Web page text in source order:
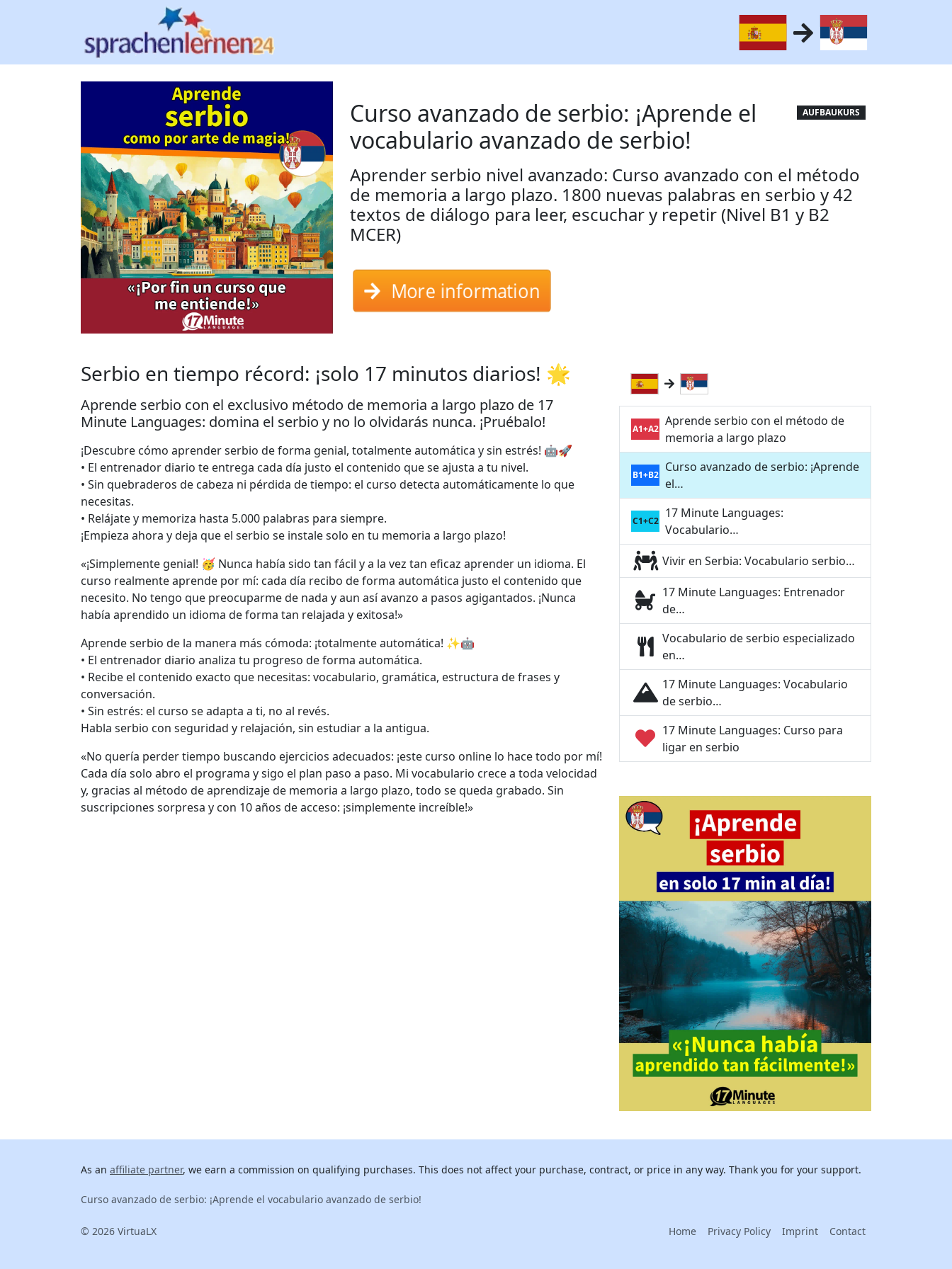
AUFBAUKURS
Curso avanzado de serbio: ¡Aprende el
vocabulario avanzado de serbio!
Aprender serbio nivel avanzado: Curso avanzado con el método
de memoria a largo plazo. 1800 nuevas palabras en serbio y 42
textos de diálogo para leer, escuchar y repetir (Nivel B1 y B2
MCER)
More information
Serbio en tiempo récord: ¡solo 17 minutos diarios! 🌟
Aprende serbio con el exclusivo método de memoria a largo plazo de 17
Minute Languages: domina el serbio y no lo olvidarás nunca. ¡Pruébalo!
¡Descubre cómo aprender serbio de forma genial, totalmente automática y sin estrés! 🤖🚀
• El entrenador diario te entrega cada día justo el contenido que se ajusta a tu nivel.
• Sin quebraderos de cabeza ni pérdida de tiempo: el curso detecta automáticamente lo que
necesitas.
• Relájate y memoriza hasta 5.000 palabras para siempre.
¡Empieza ahora y deja que el serbio se instale solo en tu memoria a largo plazo!
«¡Simplemente genial! 🥳 Nunca había sido tan fácil y a la vez tan eficaz aprender un idioma. El
curso realmente aprende por mí: cada día recibo de forma automática justo el contenido que
necesito. No tengo que preocuparme de nada y aun así avanzo a pasos agigantados. ¡Nunca
había aprendido un idioma de forma tan relajada y exitosa!»
Aprende serbio de la manera más cómoda: ¡totalmente automática! ✨🤖
• El entrenador diario analiza tu progreso de forma automática.
• Recibe el contenido exacto que necesitas: vocabulario, gramática, estructura de frases y
conversación.
• Sin estrés: el curso se adapta a ti, no al revés.
Habla serbio con seguridad y relajación, sin estudiar a la antigua.
«No quería perder tiempo buscando ejercicios adecuados: ¡este curso online lo hace todo por mí!
Cada día solo abro el programa y sigo el plan paso a paso. Mi vocabulario crece a toda velocidad
y, gracias al método de aprendizaje de memoria a largo plazo, todo se queda grabado. Sin
suscripciones sorpresa y con 10 años de acceso: ¡simplemente increíble!»
A1+A2
Aprende serbio con el método de
memoria a largo plazo
B1+B2
Curso avanzado de serbio: ¡Aprende
el…
C1+C2
17 Minute Languages:
Vocabulario…
Vivir en Serbia: Vocabulario serbio…
17 Minute Languages: Entrenador
de…
Vocabulario de serbio especializado
en…
17 Minute Languages: Vocabulario
de serbio…
17 Minute Languages: Curso para
ligar en serbio
As an affiliate partner, we earn a commission on qualifying purchases. This does not affect your purchase, contract, or price in any way. Thank you for your support.
Curso avanzado de serbio: ¡Aprende el vocabulario avanzado de serbio!
© 2026 VirtuaLX Home Privacy Policy Imprint Contact